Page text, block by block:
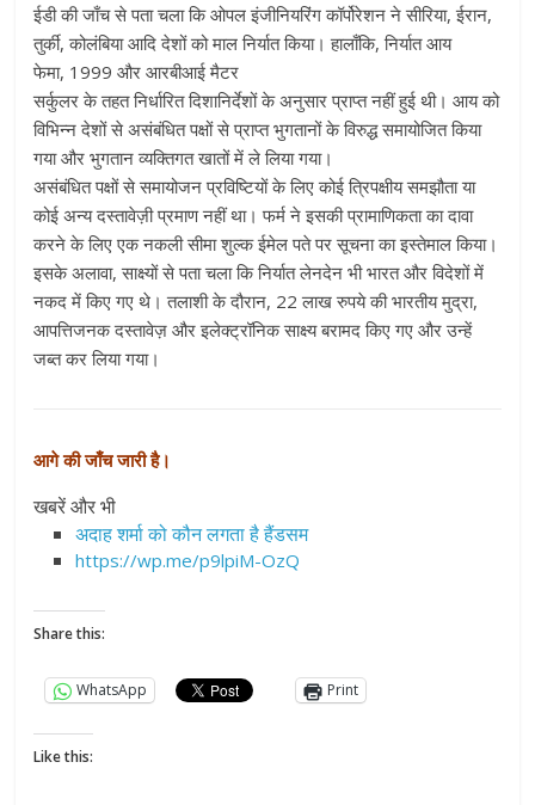
ईडी की जाँच से पता चला कि ओपल इंजीनियरिंग कॉर्पोरेशन ने सीरिया, ईरान,
तुर्की, कोलंबिया आदि देशों को माल निर्यात किया। हालाँकि, निर्यात आय
फेमा, 1999 और आरबीआई मैटर
सर्कुलर के तहत निर्धारित दिशानिर्देशों के अनुसार प्राप्त नहीं हुई थी। आय को
विभिन्न देशों से असंबंधित पक्षों से प्राप्त भुगतानों के विरुद्ध समायोजित किया
गया और भुगतान व्यक्तिगत खातों में ले लिया गया।
असंबंधित पक्षों से समायोजन प्रविष्टियों के लिए कोई त्रिपक्षीय समझौता या
कोई अन्य दस्तावेज़ी प्रमाण नहीं था। फर्म ने इसकी प्रामाणिकता का दावा
करने के लिए एक नकली सीमा शुल्क ईमेल पते पर सूचना का इस्तेमाल किया।
इसके अलावा, साक्ष्यों से पता चला कि निर्यात लेनदेन भी भारत और विदेशों में
नकद में किए गए थे। तलाशी के दौरान, 22 लाख रुपये की भारतीय मुद्रा,
आपत्तिजनक दस्तावेज़ और इलेक्ट्रॉनिक साक्ष्य बरामद किए गए और उन्हें
जब्त कर लिया गया।
आगे की जाँच जारी है।
खबरें और भी
अदाह शर्मा को कौन लगता है हैंडसम
https://wp.me/p9lpiM-OzQ
Share this:
WhatsApp Print
Like this: